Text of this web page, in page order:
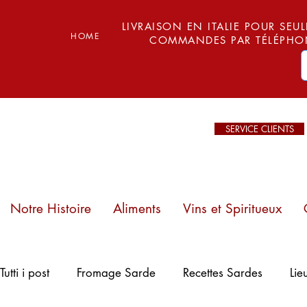
HOME
LIVRAISON EN ITALIE POUR
COMMANDES PAR
SERVICE CLIENTS
Notre Histoire Aliments Vins et Spiritueux
Plages de
Sardaigne : Mari
Tutti i post Fromage Sarde Recettes Sardes